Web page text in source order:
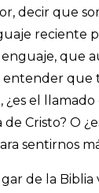
decir que
reciente
lenguaje, que
entender que
el llamado
Cristo? O
sentirnos
de la Biblia